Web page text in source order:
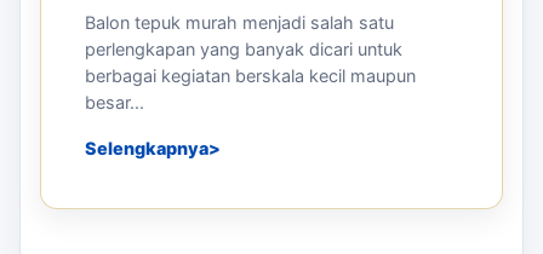
Balon tepuk murah menjadi salah satu
perlengkapan yang banyak dicari untuk
berbagai kegiatan berskala kecil maupun
besar...
Selengkapnya